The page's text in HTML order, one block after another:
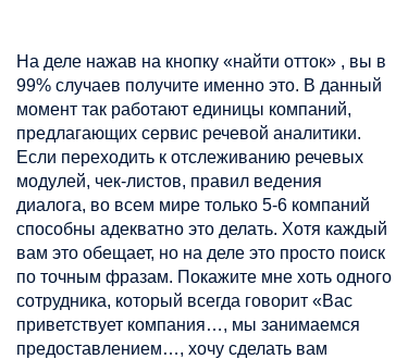
На деле нажав на кнопку «найти отток» , вы в
99% случаев получите именно это. В данный
момент так работают единицы компаний,
предлагающих сервис речевой аналитики.
Если переходить к отслеживанию речевых
модулей, чек-листов, правил ведения
диалога, во всем мире только 5-6 компаний
способны адекватно это делать. Хотя каждый
вам это обещает, но на деле это просто поиск
по точным фразам. Покажите мне хоть одного
сотрудника, который всегда говорит «Вас
приветствует компания…, мы занимаемся
предоставлением…, хочу сделать вам